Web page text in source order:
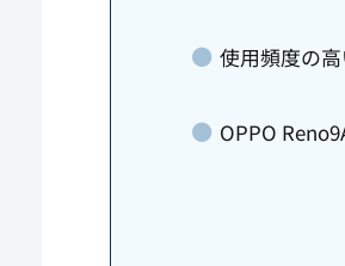
使用頻度の
OPPO